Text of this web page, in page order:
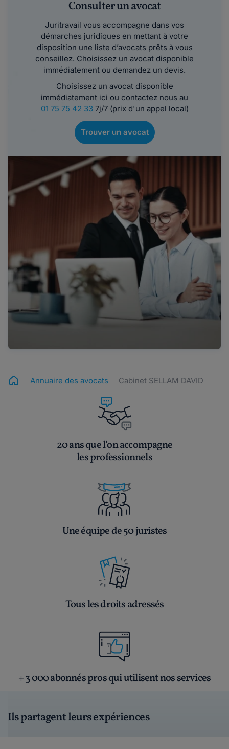
Consulter un avocat
Juritravail vous accompagne dans vos
démarches juridiques en mettant à votre
disposition une liste d’avocats prêts à vous
conseillez. Choisissez un avocat disponible
immédiatement ou demandez un devis.
Choisissez un avocat disponible
immédiatement ici ou contactez nous au
01 75 75 42 337j/7 (prix d'un appel local)
Trouver un avocat
Annuaire des avocats Cabinet SELLAM DAVID
20 ans que l’on accompagne
les professionnels
Une équipe de 50 juristes
Tous les droits adressés
+ 3 000 abonnés pros qui utilisent nos services
Ils partagent leurs expériences